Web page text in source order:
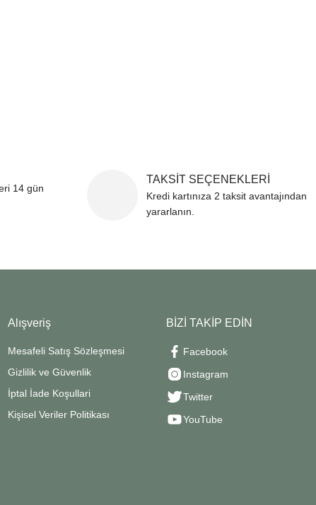
14 gün
TAKSİT SEÇENEKLERİ
Kredi kartınıza 2 taksit avantajından
yararlanın.
Alışveriş
Mesafeli Satış Sözleşmesi
Gizlilik ve Güvenlik
İptal İade Koşullari
Kişisel Veriler Politikası
BİZİ TAKİP EDİN
Facebook
Instagram
Twitter
YouTube